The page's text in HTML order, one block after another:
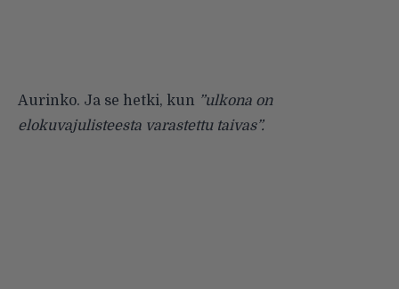
Aurinko. Ja se hetki, kun ”ulkona on
elokuvajulisteesta varastettu taivas”.